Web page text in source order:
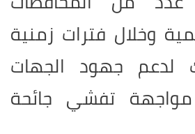
وخلال فترات زمنية
لدعم جهود الجهات
تفشي جائحة